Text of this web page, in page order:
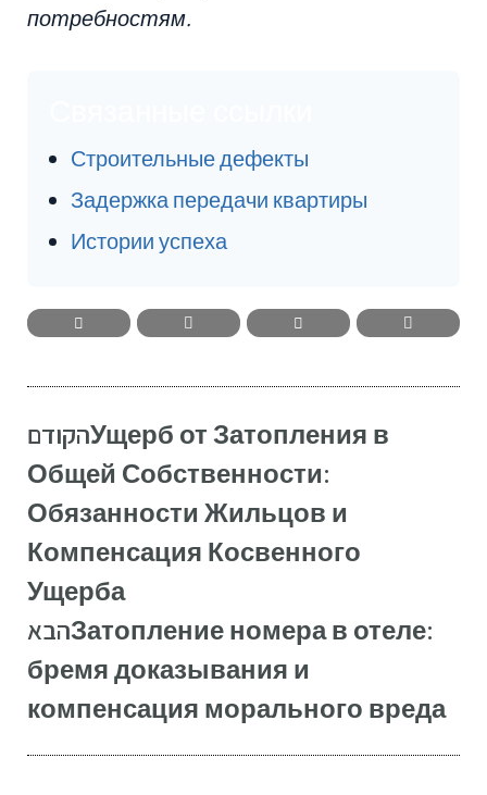
потребностям.
Строительные дефекты
Задержка передачи квартиры
Истории успеха
הקודםУщерб от Затопления в
Общей Собственности:
Обязанности Жильцов и
Компенсация Косвенного
Ущерба
הבאЗатопление номера в отеле:
бремя доказывания и
компенсация морального вреда